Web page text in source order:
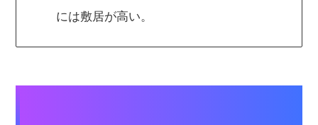
には敷居が高い。